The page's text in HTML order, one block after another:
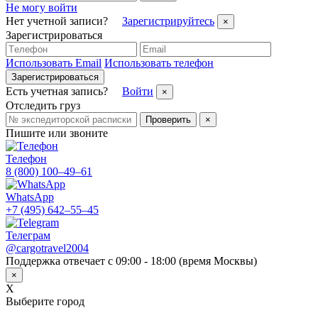
Не могу войти
Нет учетной записи?
Зарегистрируйтесь ×
Зарегистрироваться
Использовать Email Использовать телефон
Зарегистрироваться
Есть учетная запись? Войти ×
Отследить груз
Проверить ×
Пишите или звоните
Телефон
8 (800) 100–49–61
WhatsApp
+7 (495) 642–55–45
Телеграм
@cargotravel2004
Поддержка отвечает с 09:00 - 18:00 (время Москвы)
×
X
Выберите город